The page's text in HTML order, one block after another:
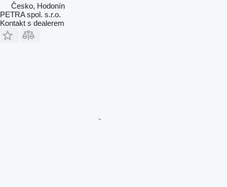
Česko, Hodonín
PETRA spol. s.r.o.
Kontakt s dealerem